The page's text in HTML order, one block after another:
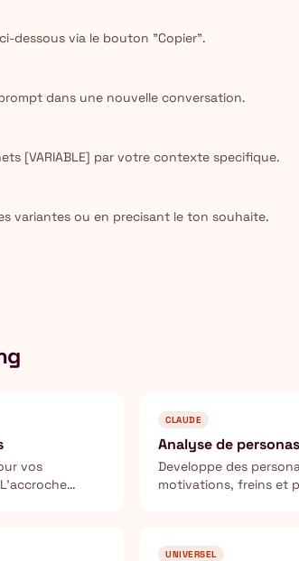
dessous via le bouton "Copier".
dans une nouvelle conversation.
[VARIABLE] par votre contexte specifique.
variantes ou en precisant le ton souhaite.
vos
CLAUDE
Analyse de
Developpe des
motivations, freins et
UNIVERSEL